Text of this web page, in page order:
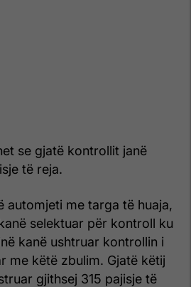
se gjatë kontrollit janë
të reja.
automjeti me targa të huaja,
selektuar për kontroll ku
kanë ushtruar kontrollin i
me këtë zbulim. Gjatë këtij
gjithsej 315 pajisje të